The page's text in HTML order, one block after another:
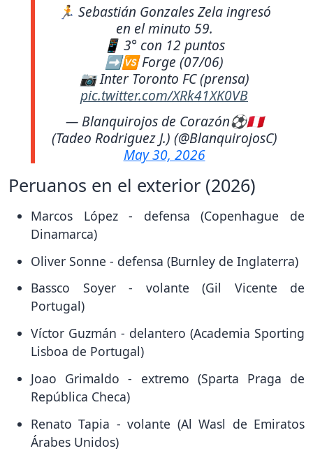
🏃 Sebastián Gonzales Zela ingresó
en el minuto 59.
📱 3° con 12 puntos
➡🆚️ Forge (07/06)
📷 Inter Toronto FC (prensa)
pic.twitter.com/XRk41XK0VB
— Blanquirojos de Corazón⚽️🇵🇪
(Tadeo Rodriguez J.) (@BlanquirojosC)
May 30, 2026
Peruanos en el exterior (2026)
Marcos López - defensa (Copenhague de
Dinamarca)
Oliver Sonne - defensa (Burnley de Inglaterra)
Bassco Soyer - volante (Gil Vicente de
Portugal)
Víctor Guzmán - delantero (Academia Sporting
Lisboa de Portugal)
Joao Grimaldo - extremo (Sparta Praga de
República Checa)
Renato Tapia - volante (Al Wasl de Emiratos
Árabes Unidos)